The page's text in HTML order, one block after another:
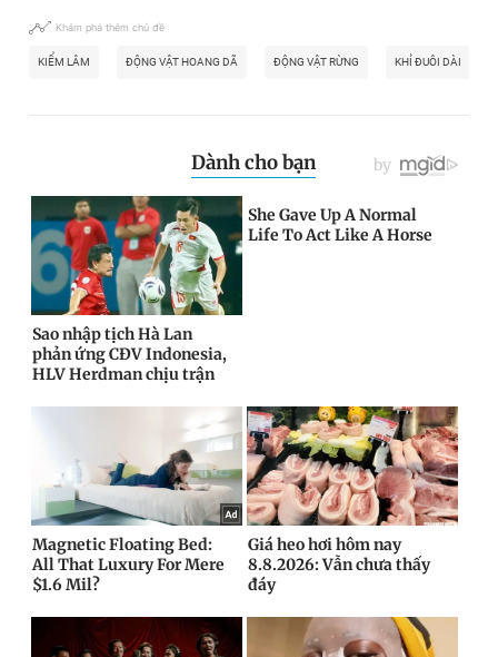
Khám phá thêm chủ đề
KIỂM LÂM ĐỘNG VẬT HOANG DÃ ĐỘNG VẬT RỪNG KHỈ ĐUÔI DÀI